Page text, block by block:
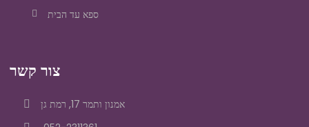
ספא עד הבית
צור קשר
אמנון ותמר 17, רמת גן